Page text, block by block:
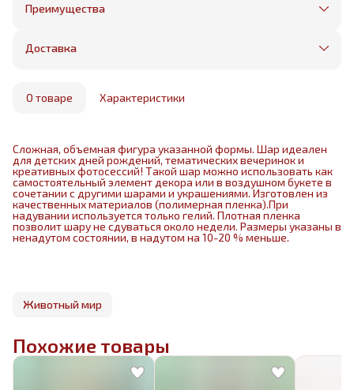
Преимущества
Оплата частями в Сплит
Бесплатная доставка в пределах КАД
маркетплейса
Доставка
О товаре Характеристики
Сложная, объемная фигура указанной формы. Шар идеален
для детских дней рождений, тематических вечеринок и
креативных фотосессий! Такой шар можно использовать как
самостоятельный элемент декора или в воздушном букете в
сочетании с другими шарами и украшениями. Изготовлен из
качественных материалов (полимерная пленка).При
надувании используется только гелий. Плотная пленка
позволит шару не сдуваться около недели. Размеры указаны в
ненадутом состоянии, в надутом на 10-20 % меньше.
Животный мир
Похожие товары